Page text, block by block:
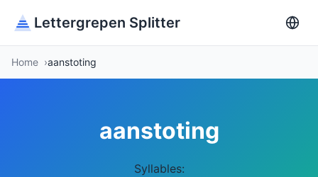
Lettergrepen Splitter
Home aanstoting
aanstoting
Syllables: